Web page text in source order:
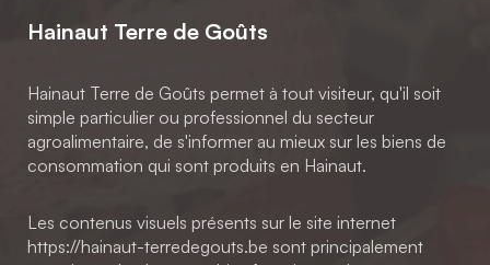
Hainaut Terre de Goûts
Hainaut Terre de Goûts permet à tout visiteur, qu'il soit
simple particulier ou professionnel du secteur
agroalimentaire, de s'informer au mieux sur les biens de
consommation qui sont produits en Hainaut.
Les contenus visuels présents sur le site internet
https://hainaut-terredegouts.be sont principalement